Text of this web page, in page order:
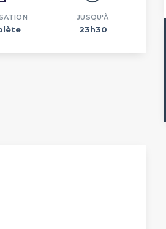
JUSQU'À
23h30